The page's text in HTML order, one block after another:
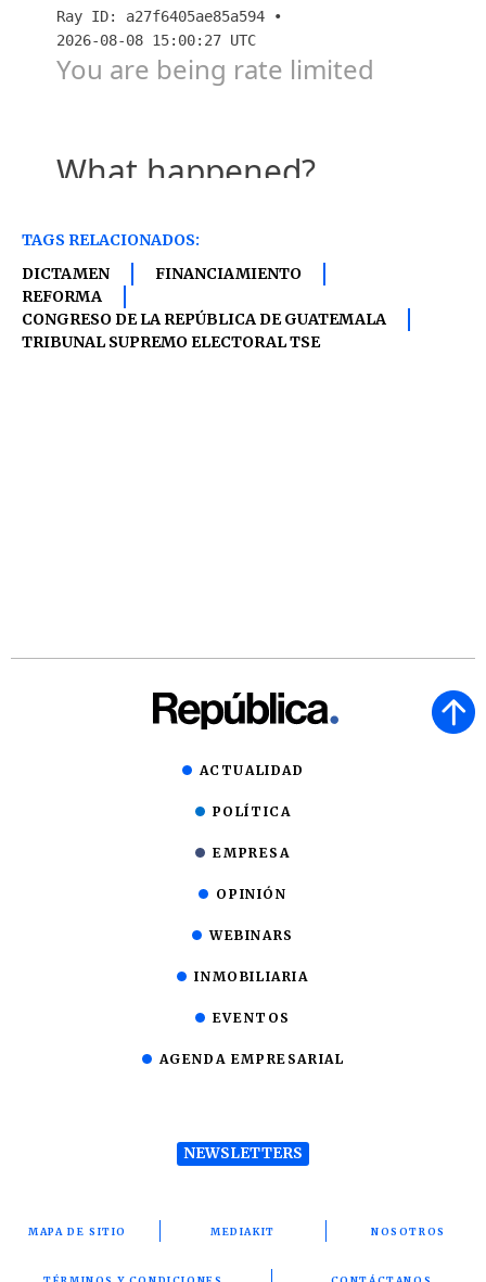
TAGS RELACIONADOS:
DICTAMEN
FINANCIAMIENTO
REFORMA
CONGRESO DE LA REPÚBLICA DE GUATEMALA
TRIBUNAL SUPREMO ELECTORAL TSE
ACTUALIDAD
POLÍTICA
EMPRESA
OPINIÓN
WEBINARS
INMOBILIARIA
EVENTOS
AGENDA EMPRESARIAL
NEWSLETTERS
MAPA DE SITIO MEDIAKIT NOSOTROS